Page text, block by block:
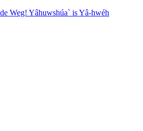
Weg! Yâhuwshúa` is Yâ-hwéh